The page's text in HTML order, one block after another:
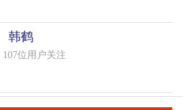
韩鹤
107位用户关注